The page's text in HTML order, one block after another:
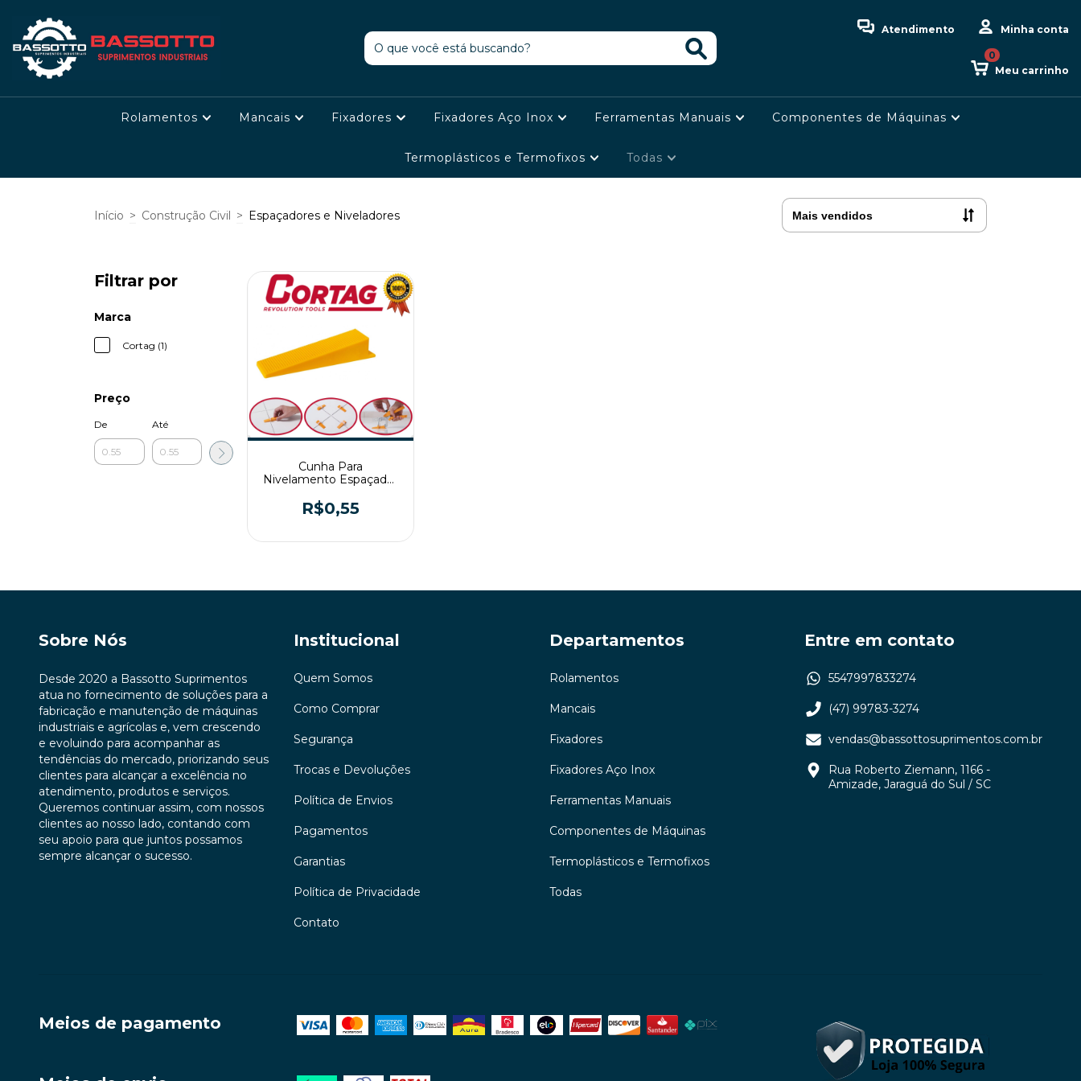
Atendimento Minha conta
Meu carrinho
0
Rolamentos Mancais Fixadores Fixadores Aço Inox Ferramentas Manuais Componentes de Máquinas
Termoplásticos e Termofixos Todas
Início > Construção Civil > Espaçadores e Niveladores
Filtrar por
Marca
Cortag (1)
Preço
De Até
Cunha Para
Nivelamento Espaçador
R$0,55
Sobre Nós
Desde 2020 a Bassotto Suprimentos
atua no fornecimento de soluções para a
fabricação e manutenção de máquinas
industriais e agrícolas e, vem crescendo
e evoluindo para acompanhar as
tendências do mercado, priorizando seus
clientes para alcançar a excelência no
atendimento, produtos e serviços.
Queremos continuar assim, com nossos
clientes ao nosso lado, contando com
seu apoio para que juntos possamos
sempre alcançar o sucesso.
Institucional
Quem Somos
Como Comprar
Segurança
Trocas e Devoluções
Política de Envios
Pagamentos
Garantias
Política de Privacidade
Contato
Departamentos
Rolamentos
Mancais
Fixadores
Fixadores Aço Inox
Ferramentas Manuais
Componentes de Máquinas
Termoplásticos e Termofixos
Todas
Entre em contato
5547997833274
(47) 99783-3274
vendas@bassottosuprimentos.com.br
Rua Roberto Ziemann, 1166 -
Amizade, Jaraguá do Sul / SC
Meios de pagamento